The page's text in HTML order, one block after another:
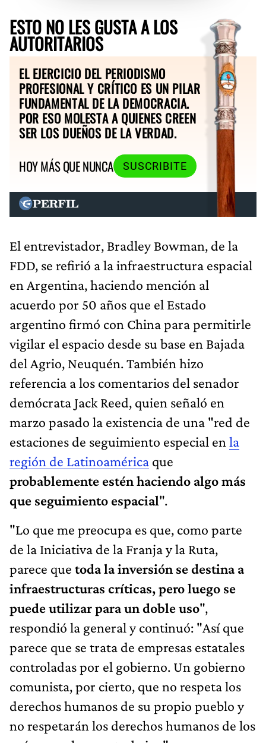
ESTO NO LES GUSTA A LOS
AUTORITARIOS
EL EJERCICIO DEL PERIODISMO
PROFESIONAL Y CRÍTICO ES UN PILAR
FUNDAMENTAL DE LA DEMOCRACIA.
POR ESO MOLESTA A QUIENES CREEN
SER LOS DUEÑOS DE LA VERDAD.
HOY MÁS QUE NUNCA
SUSCRIBITE
El entrevistador, Bradley Bowman, de la
FDD, se refirió a la infraestructura espacial
en Argentina, haciendo mención al
acuerdo por 50 años que el Estado
argentino firmó con China para permitirle
vigilar el espacio desde su base en Bajada
del Agrio, Neuquén. También hizo
referencia a los comentarios del senador
demócrata Jack Reed, quien señaló en
marzo pasado la existencia de una "red de
estaciones de seguimiento especial en la
región de Latinoamérica que
probablemente estén haciendo algo más
que seguimiento espacial".
"Lo que me preocupa es que, como parte
de la Iniciativa de la Franja y la Ruta,
parece que toda la inversión se destina a
infraestructuras críticas, pero luego se
puede utilizar para un doble uso",
respondió la general y continuó: "Así que
parece que se trata de empresas estatales
controladas por el gobierno. Un gobierno
comunista, por cierto, que no respeta los
derechos humanos de su propio pueblo y
no respetarán los derechos humanos de los